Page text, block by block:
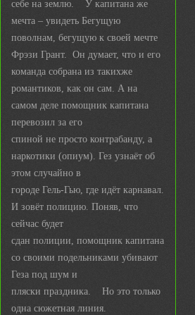
себе на землю. У капитана же
мечта – увидеть Бегущую
поволнам, бегущую к своей мечте
Фрэзи Грант. Он думает, что и его
команда собрана из такихже
романтиков, как он сам. А на
самом деле помощник капитана
перевозил за его
спиной не просто контрабанду, а
наркотики (опиум). Гез узнаёт об
этом случайно в
городе Гель-Гью, где идёт карнавал.
И зовёт полицию. Поняв, что
сейчас будет
сдан полиции, помощник капитана
со своими подельниками убивают
Геза под шум и
пляски праздника. Но это только
одна сюжетная линия.